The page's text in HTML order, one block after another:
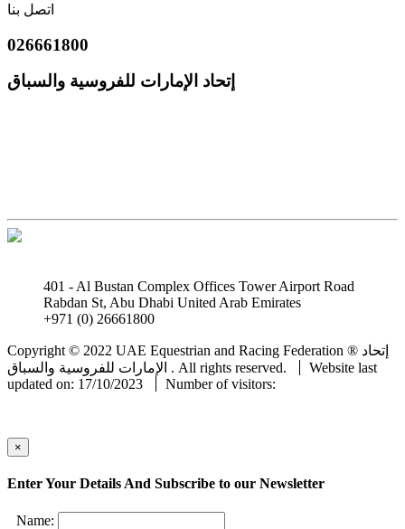
اتصل بنا
026661800
إتحاد الإمارات للفروسية والسباق
401 - Al Bustan Complex Offices Tower Airport Road
Rabdan St, Abu Dhabi United Arab Emirates
+971 (0) 26661800
Copyright © 2022 UAE Equestrian and Racing Federation ® إتحاد
الإمارات للفروسية والسباق . All rights reserved.
Website last
updated on: 17/10/2023
Number of visitors:
×
Enter Your Details And Subscribe to our Newsletter
Name: